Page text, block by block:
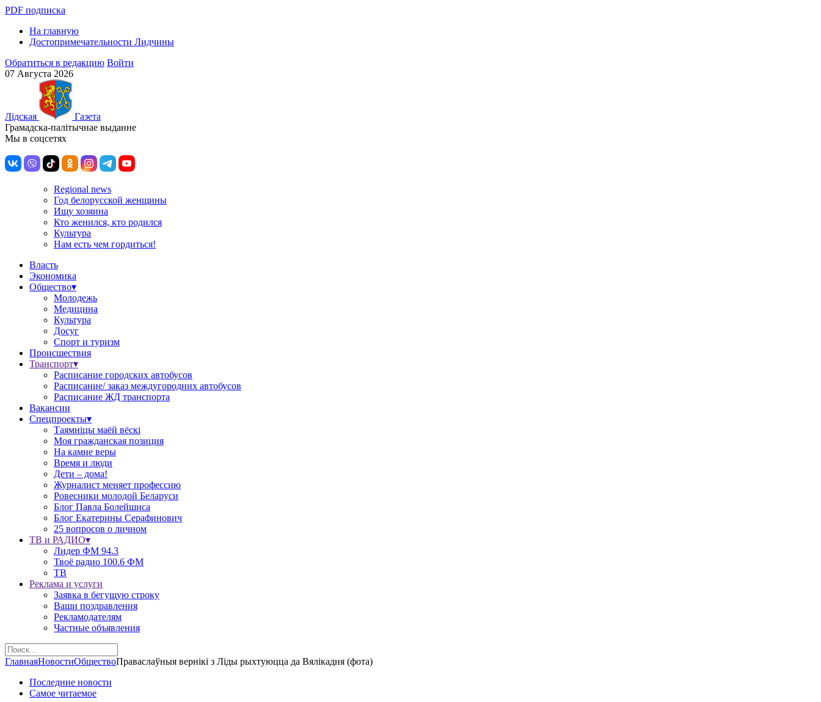
PDF подписка
На главную
Достопримечательности Лидчины
Обратиться в редакцию Войти
07 Августа 2026
Лiдская
Газета
Грамадска-палiтычнае выданне
Мы в соцсетях
Regional news
Год белорусской женщины
Ищу хозяина
Кто женился, кто родился
Культура
Нам есть чем гордиться!
Власть
Экономика
Общество▾
Молодежь
Медицина
Культура
Досуг
Спорт и туризм
Происшествия
Транспорт▾
Расписание городских автобусов
Расписание/ заказ междугородних автобусов
Расписание ЖД транспорта
Вакансии
Спецпроекты▾
Таямніцы маёй вёскі
Моя гражданская позиция
На камне веры
Время и люди
Дети – дома!
Журналист меняет профессию
Ровесники молодой Беларуси
Блог Павла Болейшиса
Блог Екатерины Серафинович
25 вопросов о личном
ТВ и РАДИО▾
Лидер ФМ 94.3
Твоё радио 100.6 ФМ
ТВ
Реклама и услуги
Заявка в бегущую строку
Ваши поздравления
Рекламодателям
Частные объявления
ГлавнаяНовостиОбществоПраваслаўныя вернікі з Ліды рыхтуюцца да Вялікадня (фота)
Последние новости
Самое читаемое